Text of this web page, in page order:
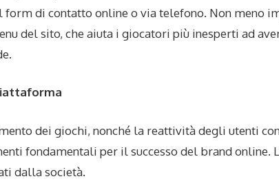
form di contatto online o via telefono. Non meno
del sito, che aiuta i giocatori più inesperti ad
dei giochi, nonché la reattività degli utenti
fondamentali per il successo del brand online.
dalla società.